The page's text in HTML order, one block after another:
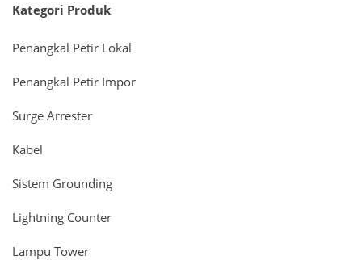
Kategori Produk
Penangkal Petir Lokal
Penangkal Petir Impor
Surge Arrester
Kabel
Sistem Grounding
Lightning Counter
Lampu Tower